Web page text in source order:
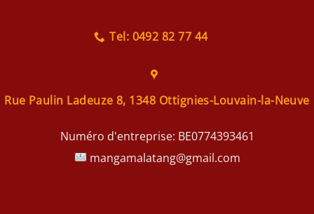
Tel: 0492 82 77 44
Rue Paulin Ladeuze 8, 1348 Ottignies-Louvain-la-Neuve
Numéro d'entreprise: BE0774393461
mangamalatang@gmail.com